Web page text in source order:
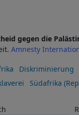
gegen die
Amnesty
Diskriminierung
Südafrika